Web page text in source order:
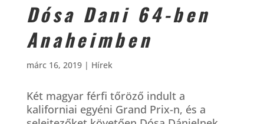
Dósa Dani 64-ben
Anaheimben
márc 16, 2019| Hírek
Két magyar férfi tőröző indult a
kaliforniai egyéni Grand Prix-n, és a